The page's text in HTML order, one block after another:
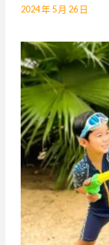
2024 年 5 月 26 日